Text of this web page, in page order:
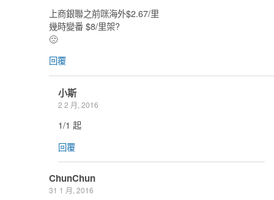
上商銀聯之前咪海外$2.67/里
幾時變番 $8/里架?
🙁
回覆
小斯
2 2 月, 2016
1/1 起
回覆
ChunChun
31 1 月, 2016